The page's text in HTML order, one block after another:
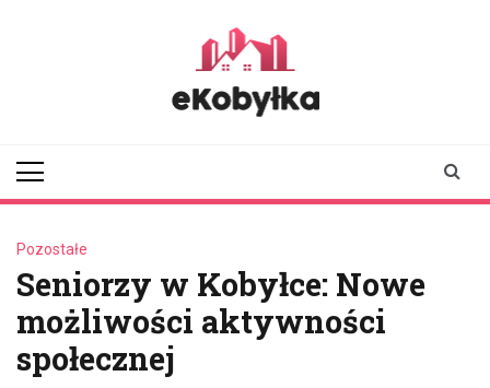
Pozostałe
Seniorzy w Kobyłce: Nowe
możliwości aktywności
społecznej